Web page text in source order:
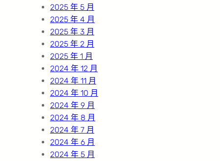
2025 年 5 月
2025 年 4 月
2025 年 3 月
2025 年 2 月
2025 年 1 月
2024 年 12 月
2024 年 11 月
2024 年 10 月
2024 年 9 月
2024 年 8 月
2024 年 7 月
2024 年 6 月
2024 年 5 月